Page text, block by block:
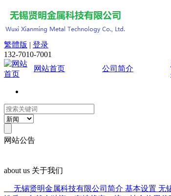
繁體版 | 登录
132-7010-7001
网站首页
公司简介
网站公告
about us 关于我们
无锡贤明金属科技有限公司简介 基本设置 无